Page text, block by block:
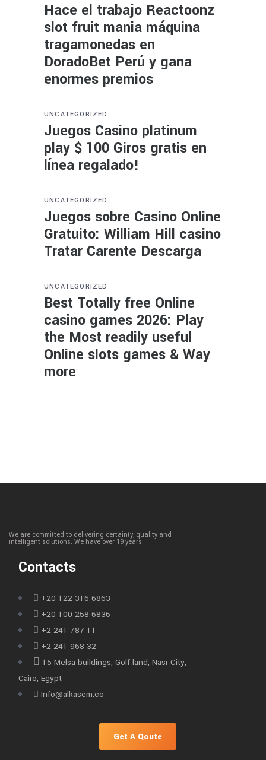
Hace el trabajo Reactoonz
slot fruit mania máquina
tragamonedas en
DoradoBet Perú y gana
enormes premios
UNCATEGORIZED
Juegos Casino platinum
play $ 100 Giros gratis en
línea regalado!
UNCATEGORIZED
Juegos sobre Casino Online
Gratuito: William Hill casino
Tratar Carente Descarga
UNCATEGORIZED
Best Totally free Online
casino games 2026: Play
the Most readily useful
Online slots games & Way
more
We are committed to delivering certainty, quality and
intelligent solutions. We have over 19 years
Contacts
+20 122 316 6863
+20 100 258 6836
+2 241 787 11
+2 241 968 32
15 Melsa buildings, Golf land, Nasr City,
Cairo, Egypt
Info@alkasem.co
Get A Qoute